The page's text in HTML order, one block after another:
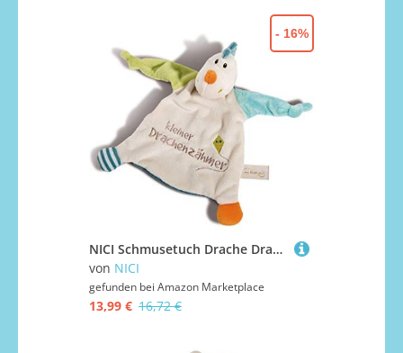
NICI Schmusetuch Drache Draguli ‚Kleiner Drachenzähmer´ 25x25cm – Schnuffeltuch ab 0+ Monaten – Kuscheltuch für Babys & Kleinkinder – Baby Kuscheltier / Schnuffeltuch – Schmusetuch für Jungen – 43709
von NICI
gefunden bei Amazon Marketplace
13,99 € 16,72 €
- 16%